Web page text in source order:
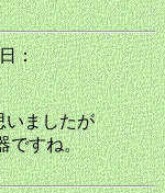
：
いましたが
ですね。